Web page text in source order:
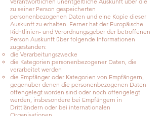
zu seiner Person gespeicherten
personenbezogenen Daten und eine Kopie dieser
Auskunft zu erhalten. Ferner hat der Europäische
Richtlinien- und Verordnungsgeber der betroffenen
Person Auskunft über folgende Informationen
zugestanden:
die Verarbeitungszwecke
die Kategorien personenbezogener Daten, die
verarbeitet werden
die Empfänger oder Kategorien von Empfängern,
gegenüber denen die personenbezogenen Daten
offengelegt worden sind oder noch offengelegt
werden, insbesondere bei Empfängern in
Drittländern oder bei internationalen